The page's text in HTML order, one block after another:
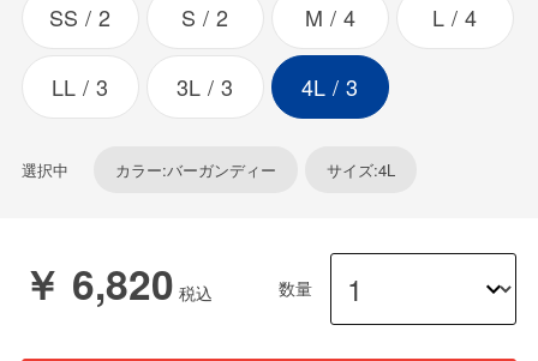
SS 2 S 2 M 4 L 4
LL 3 3L 3 4L 3
選択中 カラー:バーガンディー サイズ:4L
￥ 6,820 数量